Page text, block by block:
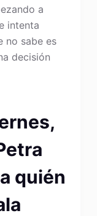
a
intenta
no sabe es
decisión
quién